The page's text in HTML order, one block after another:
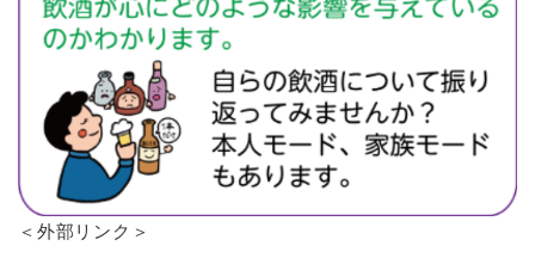
＜外部リンク＞